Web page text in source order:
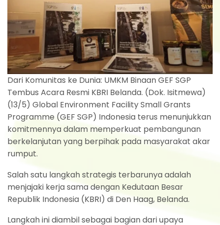
Dari Komunitas ke Dunia: UMKM Binaan GEF SGP
Tembus Acara Resmi KBRI Belanda. (Dok. Isitmewa)
(13/5) Global Environment Facility Small Grants
Programme (GEF SGP) Indonesia terus menunjukkan
komitmennya dalam memperkuat pembangunan
berkelanjutan yang berpihak pada masyarakat akar
rumput.
Salah satu langkah strategis terbarunya adalah
menjajaki kerja sama dengan Kedutaan Besar
Republik Indonesia (KBRI) di Den Haag, Belanda.
Langkah ini diambil sebagai bagian dari upaya